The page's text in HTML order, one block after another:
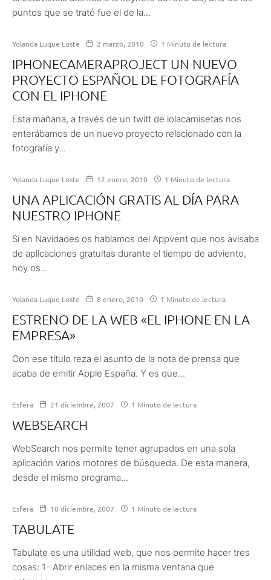
puntos que se trató fue el de la...
Yolanda Luque Loste 2 marzo, 2010 1 Minuto de lectura
IPHONECAMERAPROJECT UN NUEVO
PROYECTO ESPAÑOL DE FOTOGRAFÍA
CON EL IPHONE
Esta mañana, a través de un twitt de lolacamisetas nos
enterábamos de un nuevo proyecto relacionado con la
fotografía y...
Yolanda Luque Loste 12 enero, 2010 1 Minuto de lectura
UNA APLICACIÓN GRATIS AL DÍA PARA
NUESTRO IPHONE
Si en Navidades os hablamos del Appvent que nos avisaba
de aplicaciones gratuitas durante el tiempo de adviento,
hoy os...
Yolanda Luque Loste 8 enero, 2010 1 Minuto de lectura
ESTRENO DE LA WEB «EL IPHONE EN LA
EMPRESA»
Con ese título reza el asunto de la nota de prensa que
acaba de emitir Apple España. Y es que...
Esfera 21 diciembre, 2007 1 Minuto de lectura
WEBSEARCH
WebSearch nos permite tener agrupados en una sola
aplicación varios motores de búsqueda. De esta manera,
desde el mismo programa...
Esfera 10 diciembre, 2007 1 Minuto de lectura
TABULATE
Tabulate es una utilidad web, que nos permite hacer tres
cosas: 1- Abrir enlaces en la misma ventana que